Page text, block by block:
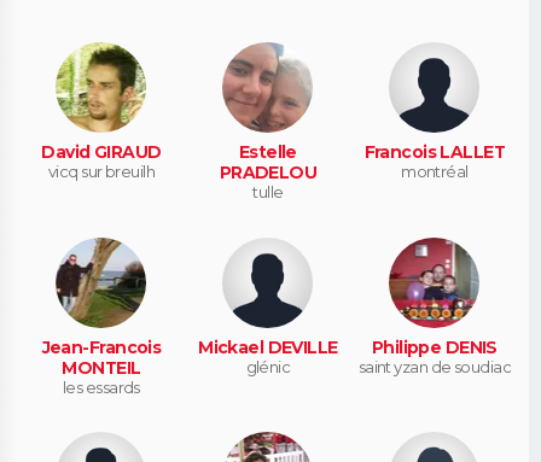
David GIRAUD
vicq sur breuilh
Estelle
PRADELOU
tulle
Francois LALLET
montréal
Jean-Francois
MONTEIL
les essards
Mickael DEVILLE
glénic
Philippe DENIS
saint yzan de soudiac